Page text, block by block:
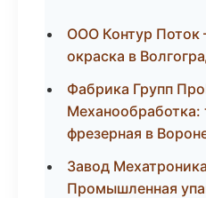
ООО Контур
окраска в
Фабрика Групп
Механообработка:
фрезерная в
Завод
Промышленная